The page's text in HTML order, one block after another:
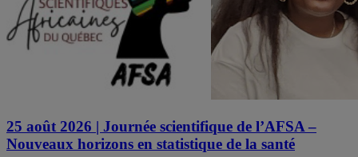
25 août 2026 | Journée scientifique de l’AFSA –
Nouveaux horizons en statistique de la santé